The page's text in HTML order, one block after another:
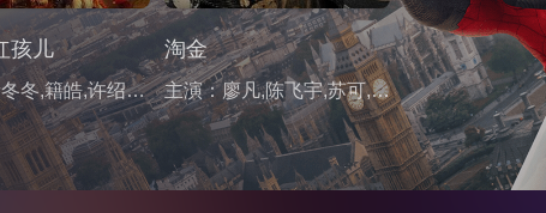
孩儿
主演：徐冬冬,籍皓,许绍雄,西门飘飘,李延,吴晓龙,庄其迁,徐欢
淘金
主演：廖凡,陈飞宇,苏可,吕晓霖,李丛喜,孙岩,王同辉,丁冠森,上白,范帅琦,李晟烨,刘洋,索牧,王铮,李延,夏嘉伟,萧李臻瑱